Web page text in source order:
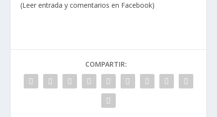
(Leer entrada y comentarios en Facebook)
COMPARTIR: